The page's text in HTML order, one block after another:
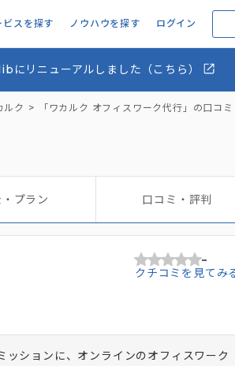
ビスを探す ノウハウを探す ログイン
リニューアルしました（こちら）
ルク 「ワカルク オフィスワーク代行」の口コ
プラン 口コミ・評判
-
クチコミを見てみ
ションに、オンラインのオフィスワーク